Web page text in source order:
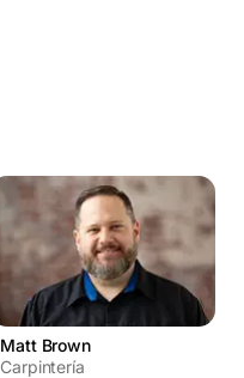
Matt Brown
Carpintería